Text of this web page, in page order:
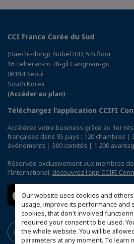
Our website uses cookies and
usage, improve its performance and
cookies, that don't involved
required your consent to be used.
the whole website. You will be
parameters at any moment. To learn
CCI France Corée du Sud
(Daechi-dong), Nobel B/D, 5th floor
16 Teheran-ro 78-gil Gangnam-gu
06194 Seoul
South Korea
(Accéder au plan)
Téléchargez l’application CCIFI
Accélérez votre business grâce au 1er
françaises dans 95 pays : 120 chambres |
événements | 300 comités | 1 200
Réservée exclusivement aux membres
l'International, découvrez l'app CCIFI